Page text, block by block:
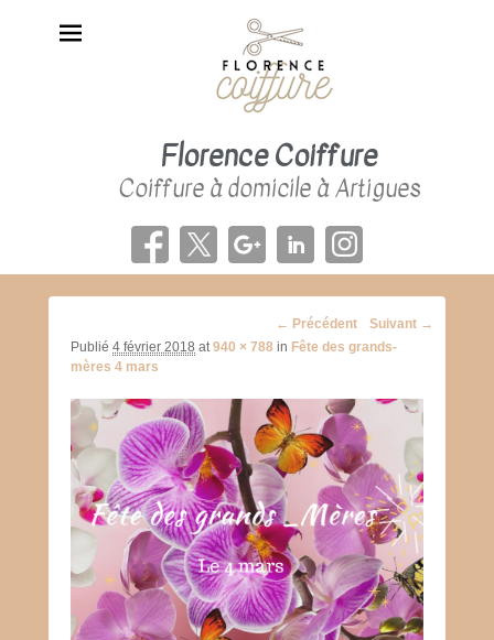
Florence Coiffure
Coiffure à domicile à Artigues
Navigation
d'image
← Précédent
Suivant →
Publié 4 février 2018 at940 × 788 in Fête des grands-
mères 4 mars